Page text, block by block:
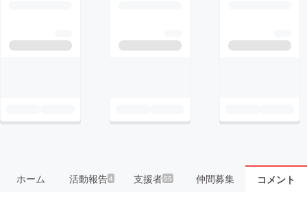
ホーム 活動報告4 支援者55 仲間募集 コメント